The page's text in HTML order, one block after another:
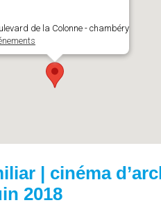
de la Colonne - chambéry
| cinéma
2018